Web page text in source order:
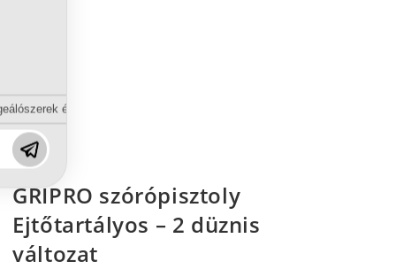
GRIPRO szórópisztoly
Ejtőtartályos – 2 düznis
változat
és diszpergálószerek terén?